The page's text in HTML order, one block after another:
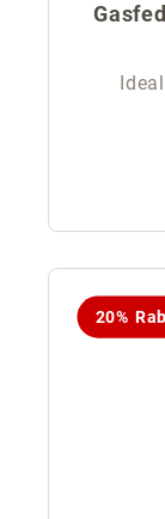
20%